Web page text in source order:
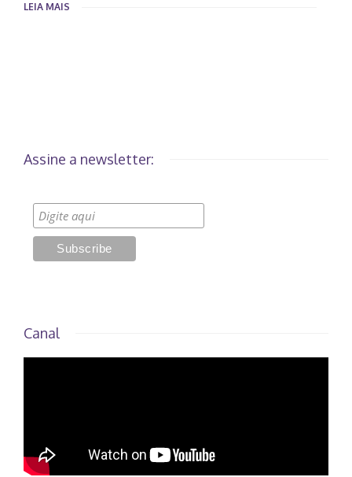
LEIA MAIS
Assine a newsletter:
Canal